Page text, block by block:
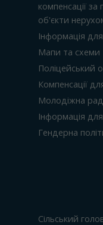
компенсації
об'єкти
Інформація для
Мапи та схеми
Поліцейський
Компенсації
Молодіжна
Інформація
Гендерна
Сільський